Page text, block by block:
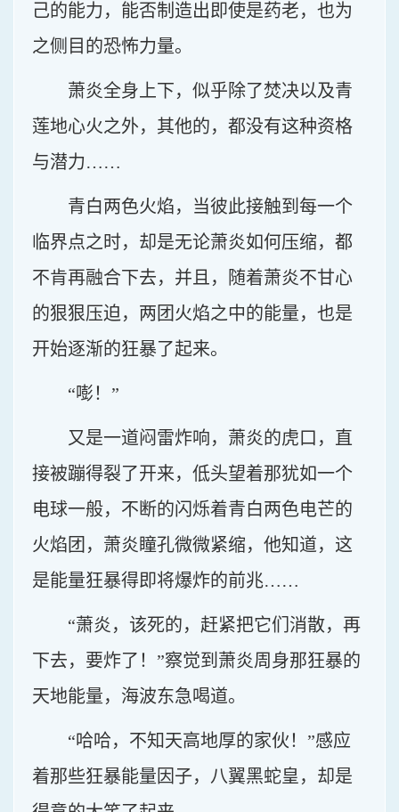
己的能力，能否制造出即使是药老，也为
之侧目的恐怖力量。
萧炎全身上下，似乎除了焚决以及青
莲地心火之外，其他的，都没有这种资格
与潜力……
青白两色火焰，当彼此接触到每一个
临界点之时，却是无论萧炎如何压缩，都
不肯再融合下去，并且，随着萧炎不甘心
的狠狠压迫，两团火焰之中的能量，也是
开始逐渐的狂暴了起来。
“嘭！”
又是一道闷雷炸响，萧炎的虎口，直
接被蹦得裂了开来，低头望着那犹如一个
电球一般，不断的闪烁着青白两色电芒的
火焰团，萧炎瞳孔微微紧缩，他知道，这
是能量狂暴得即将爆炸的前兆……
“萧炎，该死的，赶紧把它们消散，再
下去，要炸了！”察觉到萧炎周身那狂暴的
天地能量，海波东急喝道。
“哈哈，不知天高地厚的家伙！”感应
着那些狂暴能量因子，八翼黑蛇皇，却是